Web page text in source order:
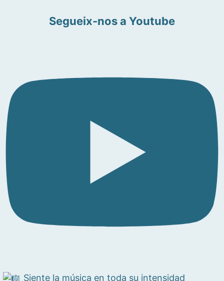
Segueix-nos a Youtube
Siente la música en toda su intensidad